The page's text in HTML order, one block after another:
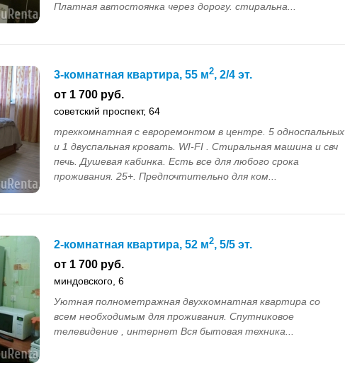
Платная автостоянка через дорогу. стиральна...
3-комнатная квартира, 55 м2, 2/4 эт.
от 1 700 руб.
советский проспект, 64
трехкомнатная с евроремонтом в центре. 5 односпальных
и 1 двуспальная кровать. WI-FI . Стиральная машина и свч
печь. Душевая кабинка. Есть все для любого срока
проживания. 25+. Предпочтительно для ком...
2-комнатная квартира, 52 м2, 5/5 эт.
от 1 700 руб.
миндовского, 6
Уютная полнометражная двухкомнатная квартира со
всем необходимым для проживания. Спутниковое
телевидение , интернет Вся бытовая техника...